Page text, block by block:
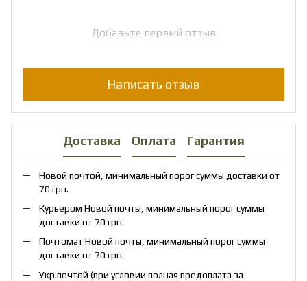
Добавьте первый отзыв
Написать отзыв
Доставка Оплата Гарантия
Новой почтой, минимальный порог суммы доставки от
70 грн.
Курьером Новой почты, минимальный порог суммы
доставки от 70 грн.
Почтомат Новой почты, минимальный порог суммы
доставки от 70 грн.
Укр.почтой (при условии полная предоплата за